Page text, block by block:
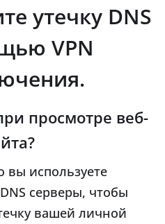
утечку DNS
VPN
просмотре веб-
вы используете
серверы, чтобы
вашей личной